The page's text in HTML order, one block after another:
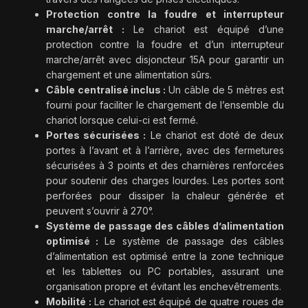
Protection contre la foudre et interrupteur
marche/arrêt : Le chariot est équipé d’une
protection contre la foudre et d’un interrupteur
marche/arrêt avec disjoncteur 15A pour garantir un
chargement et une alimentation sûrs.
Câble centralisé inclus : Un câble de 5 mètres est
fourni pour faciliter le chargement de l’ensemble du
chariot lorsque celui-ci est fermé.
Portes sécurisées : Le chariot est doté de deux
portes à l’avant et à l’arrière, avec des fermetures
sécurisées à 3 points et des charnières renforcées
pour soutenir des charges lourdes. Les portes sont
perforées pour dissiper la chaleur générée et
peuvent s’ouvrir à 270°.
Système de passage des câbles d’alimentation
optimisé : Le système de passage des câbles
d’alimentation est optimisé entre la zone technique
et les tablettes ou PC portables, assurant une
organisation propre et évitant les enchevêtrements.
Mobilité : Le chariot est équipé de quatre roues de